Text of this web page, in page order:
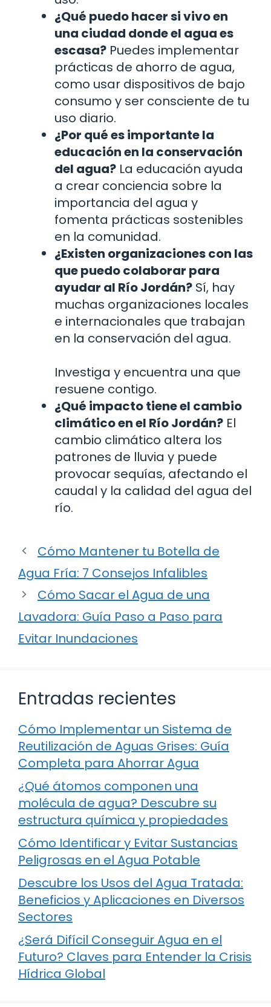
¿Qué puedo hacer si vivo en
una ciudad donde el agua es
escasa? Puedes implementar
prácticas de ahorro de agua,
como usar dispositivos de bajo
consumo y ser consciente de tu
uso diario.
¿Por qué es importante la
educación en la conservación
del agua? La educación ayuda
a crear conciencia sobre la
importancia del agua y
fomenta prácticas sostenibles
en la comunidad.
¿Existen organizaciones con las
que puedo colaborar para
ayudar al Río Jordán? Sí, hay
muchas organizaciones locales
e internacionales que trabajan
en la conservación del agua.
Investiga y encuentra una que
resuene contigo.
¿Qué impacto tiene el cambio
climático en el Río Jordán? El
cambio climático altera los
patrones de lluvia y puede
provocar sequías, afectando el
caudal y la calidad del agua del
río.
Cómo Mantener tu Botella de
Agua Fría: 7 Consejos Infalibles
Cómo Sacar el Agua de una
Lavadora: Guía Paso a Paso para
Evitar Inundaciones
Entradas recientes
Cómo Implementar un Sistema de
Reutilización de Aguas Grises: Guía
Completa para Ahorrar Agua
¿Qué átomos componen una
molécula de agua? Descubre su
estructura química y propiedades
Cómo Identificar y Evitar Sustancias
Peligrosas en el Agua Potable
Descubre los Usos del Agua Tratada:
Beneficios y Aplicaciones en Diversos
Sectores
¿Será Difícil Conseguir Agua en el
Futuro? Claves para Entender la Crisis
Hídrica Global